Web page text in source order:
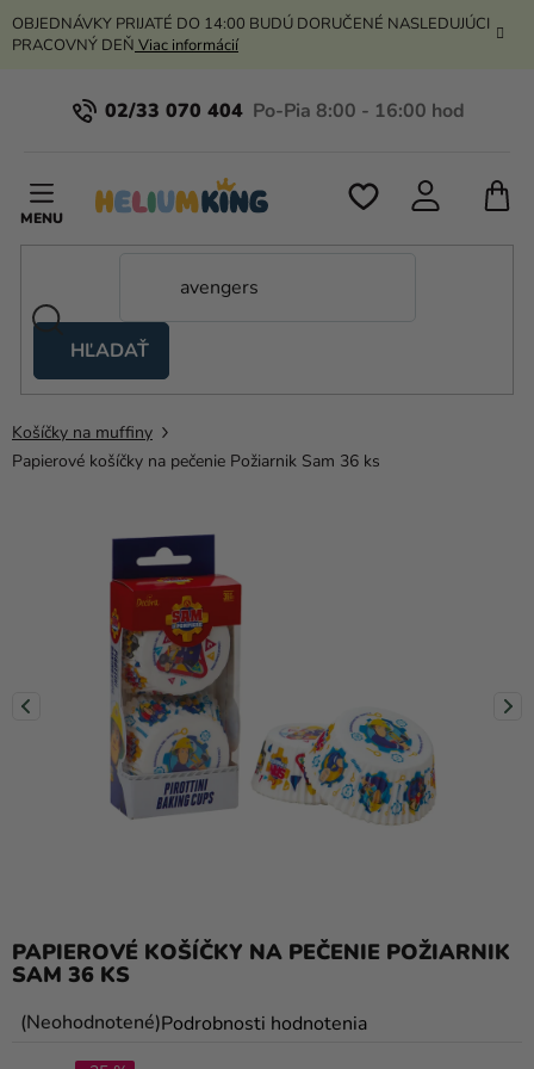
Prejsť
na
OBJEDNÁVKY PRIJATÉ DO 14:00 BUDÚ DORUČENÉ NASLEDUJÚCI
PRACOVNÝ DEŇ Viac informácií
02/33 070 404
HĽADAŤ
stany
Kanekalon
Výzdoba
doplnky
Karnevalové
kostýmy a
Pečenie
Košíčky na muffiny
Papierové košíčky na pečenie Požiarnik Sam 36 ks
PAPIEROVÉ KOŠÍČKY NA PEČENIE POŽIARNIK
SAM 36 KS
Priemerné
NeohodnotenéPodrobnosti hodnotenia